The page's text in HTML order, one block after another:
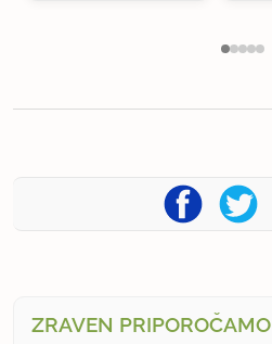
ZRAVEN PRIPOROČAMO